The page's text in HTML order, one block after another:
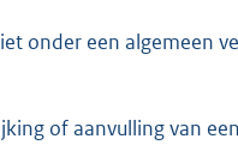
onder een algemeen
of aanvulling van